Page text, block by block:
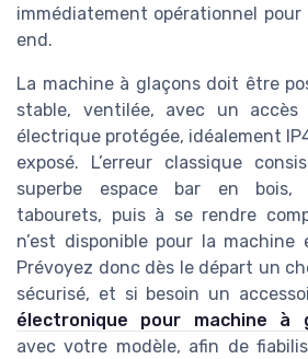
immédiatement opérationnel pour
end.
La machine à glaçons doit être
stable, ventilée, avec un
électrique protégée, idéalement
exposé. L’erreur classique
superbe espace bar en
tabourets, puis à se rendre
n’est disponible pour la machine
Prévoyez donc dès le départ un
sécurisé, et si besoin un
électronique pour machine à
avec votre modèle, afin de